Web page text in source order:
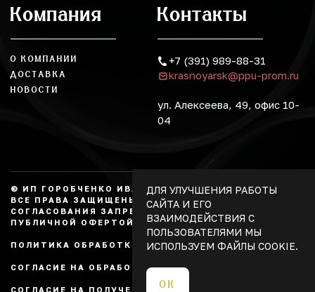
Компания
О КОМПАНИИ
ДОСТАВКА
НОВОСТИ
Контакты
+7 (391) 989-88-31
krasnoyarsk@ppu-prom.ru
ул. Алексеева, 49, офис 10-
04
© ИП ГОРОБЧЕНКО ИВАН АЛЕКСАНДРОВИЧ, 2026.
ВСЕ ПРАВА ЗАЩИЩЕНЫ, КОПИРОВАНИЕ БЕЗ
СОГЛАСОВАНИЯ ЗАПРЕЩЕНО. НЕ ЯВЛЯЕТСЯ
ПУБЛИЧНОЙ ОФЕРТОЙ.
ПОЛИТИКА ОБРАБОТКИ ПЕРСОНАЛЬНЫХ ДАННЫХ
СОГЛАСИЕ НА ОБРАБОТКУ ПЕРСОНАЛЬНЫХ ДАННЫХ
СОГЛАСИЕ НА ПОЛУЧЕНИЕ РЕКЛАМЫ
ДЛЯ УЛУЧШЕНИЯ РАБОТЫ
САЙТА И ЕГО
ВЗАИМОДЕЙСТВИЯ С
ПОЛЬЗОВАТЕЛЯМИ МЫ
ИСПОЛЬЗУЕМ ФАЙЛЫ COOKIE.
ОК